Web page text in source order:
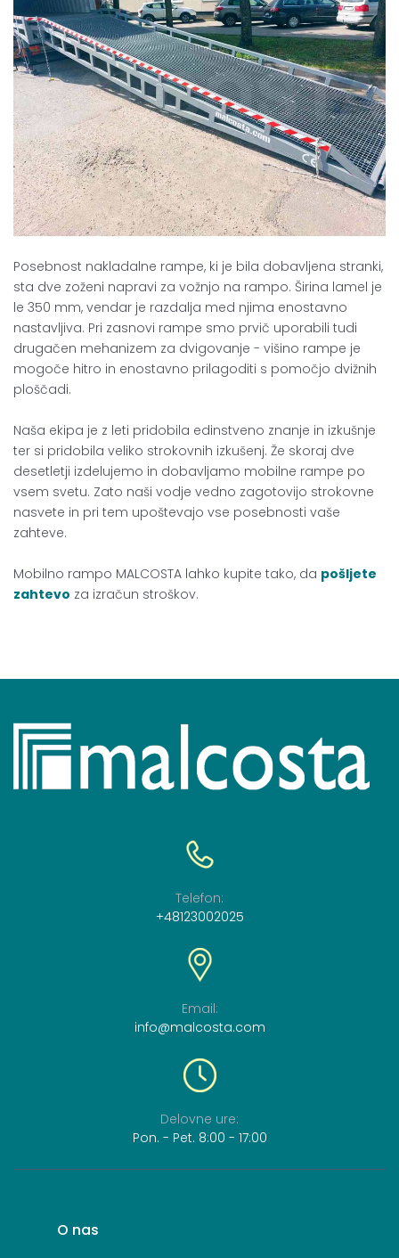
Posebnost nakladalne rampe, ki je bila dobavljena stranki,
sta dve zoženi napravi za vožnjo na rampo. Širina lamel je
le 350 mm, vendar je razdalja med njima enostavno
nastavljiva. Pri zasnovi rampe smo prvič uporabili tudi
drugačen mehanizem za dvigovanje - višino rampe je
mogoče hitro in enostavno prilagoditi s pomočjo dvižnih
ploščadi.
Naša ekipa je z leti pridobila edinstveno znanje in izkušnje
ter si pridobila veliko strokovnih izkušenj. Že skoraj dve
desetletji izdelujemo in dobavljamo mobilne rampe po
vsem svetu. Zato naši vodje vedno zagotovijo strokovne
nasvete in pri tem upoštevajo vse posebnosti vaše
zahteve.
Mobilno rampo MALCOSTA lahko kupite tako, da pošljete
zahtevo za izračun stroškov.
Telefon:
+48123002025
Email:
info@malcosta.com
Delovne ure:
Pon. - Pet. 8:00 - 17:00
O nas